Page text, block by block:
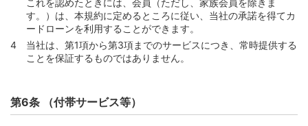
第2章 ショッピング
第1節 ショッピングの利用
第44条 （カード等の利用による立替払いの委託）
第46条 （ショッピングの利用方法）
これを認めたときには、会員（ただし、家族会員を除きま
す。）は、本規約に定めるところに従い、当社の承諾を得てカ
ードローンを利用することができます。
当社は、第1項から第3項までのサービスにつき、常時提供する
ことを保証するものではありません。
第6条 （付帯サービス等）